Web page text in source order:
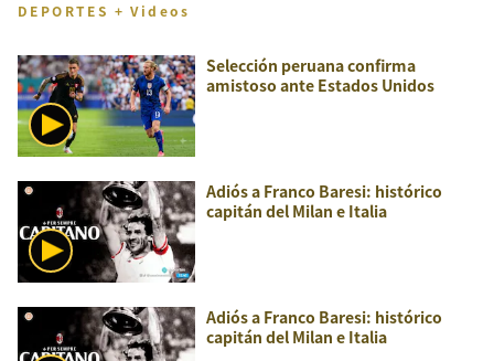
DEPORTES + Videos
Selección peruana confirma
amistoso ante Estados Unidos
Adiós a Franco Baresi: histórico
capitán del Milan e Italia
Adiós a Franco Baresi: histórico
capitán del Milan e Italia